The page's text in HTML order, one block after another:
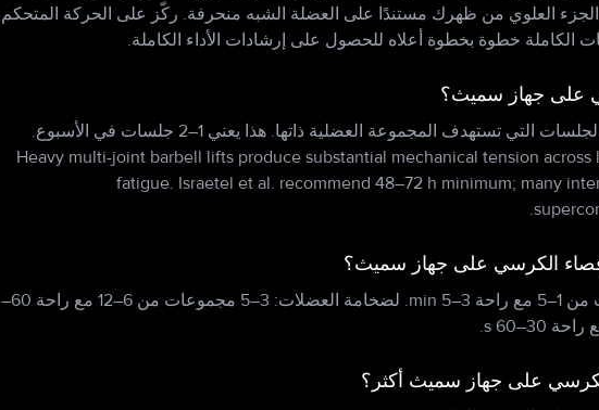
الخطوة:3 ضع البارا على الجزء العلوي من ظهرك مستندًا على العضلة الشبه منحرفة. ركّز على الحركة المتحكم
الكاملة خطوة بخطوة أعلاه للحصول على إرشادات الأداء الكاملة.
على جهاز سميث؟
بالنسبة لمعظم الناس، اترك 3–5 days بين الجلسات التي تستهدف المجموعة العضلية ذاتها. هذا يعني 1–2 جلسات في الأسبوع.
Heavy multi-joint barbell lifts produce substantial mechanical tension
fatigue. Israetel et al. recommend 48–72 h minimum; many
الكرسي على جهاز سميث؟
يعتمد ذلك على هدفك. للقوة: 3–6 مجموعات من 1–5 مع راحة 3–5 min. لضخامة العضلات: 3–5 مجموعات من 6–12 مع راحة 60–
على جهاز سميث أكثر؟